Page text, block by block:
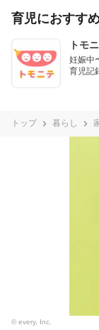
育児におすす
トモ
妊娠中
育児記
トップ 暮らし
© every, Inc.